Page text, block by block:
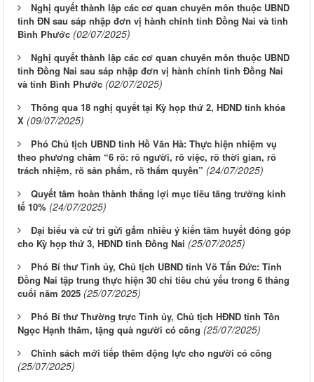
Nghị quyết thành lập các cơ quan chuyên môn thuộc UBND
tỉnh ĐN sau sáp nhập đơn vị hành chính tỉnh Đồng Nai và tỉnh
Bình Phước (02/07/2025)
Nghị quyết thành lập các cơ quan chuyên môn thuộc UBND
tỉnh Đồng Nai sau sáp nhập đơn vị hành chính tỉnh Đồng Nai
và tỉnh Bình Phước (02/07/2025)
Thông qua 18 nghị quyết tại Kỳ họp thứ 2, HĐND tỉnh khóa
X (09/07/2025)
Phó Chủ tịch UBND tỉnh Hồ Văn Hà: Thực hiện nhiệm vụ
theo phương châm “6 rõ: rõ người, rõ việc, rõ thời gian, rõ
trách nhiệm, rõ sản phẩm, rõ thẩm quyền” (24/07/2025)
Quyết tâm hoàn thành thắng lợi mục tiêu tăng trưởng kinh
tế 10% (24/07/2025)
Đại biểu và cử tri gửi gắm nhiều ý kiến tâm huyết đóng góp
cho Kỳ họp thứ 3, HĐND tỉnh Đồng Nai (25/07/2025)
Phó Bí thư Tỉnh ủy, Chủ tịch UBND tỉnh Võ Tấn Đức: Tỉnh
Đồng Nai tập trung thực hiện 30 chỉ tiêu chủ yếu trong 6 tháng
cuối năm 2025 (25/07/2025)
Phó Bí thư Thường trực Tỉnh ủy, Chủ tịch HĐND tỉnh Tôn
Ngọc Hạnh thăm, tặng quà người có công (25/07/2025)
Chính sách mới tiếp thêm động lực cho người có công
(25/07/2025)